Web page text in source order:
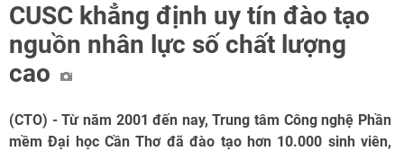
CUSC khẳng định uy tín đào tạo
nguồn nhân lực số chất lượng
cao
(CTO) - Từ năm 2001 đến nay, Trung tâm Công nghệ Phần
mềm Đại học Cần Thơ đã đào tạo hơn 10.000 sinh viên,